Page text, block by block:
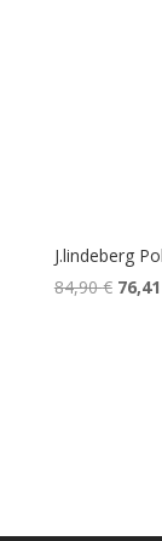
J.lindeberg
84,90€ El
76,41